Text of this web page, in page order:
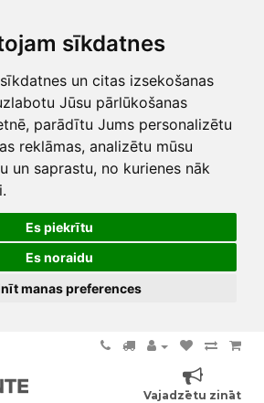
sīkdatnes
un citas izsekošanas
Jūsu pārlūkošanas
parādītu Jums personalizētu
reklāmas, analizētu mūsu
un saprastu, no kurienes nāk
Es piekrītu
Es noraidu
manas preferences
Vajadzētu zināt